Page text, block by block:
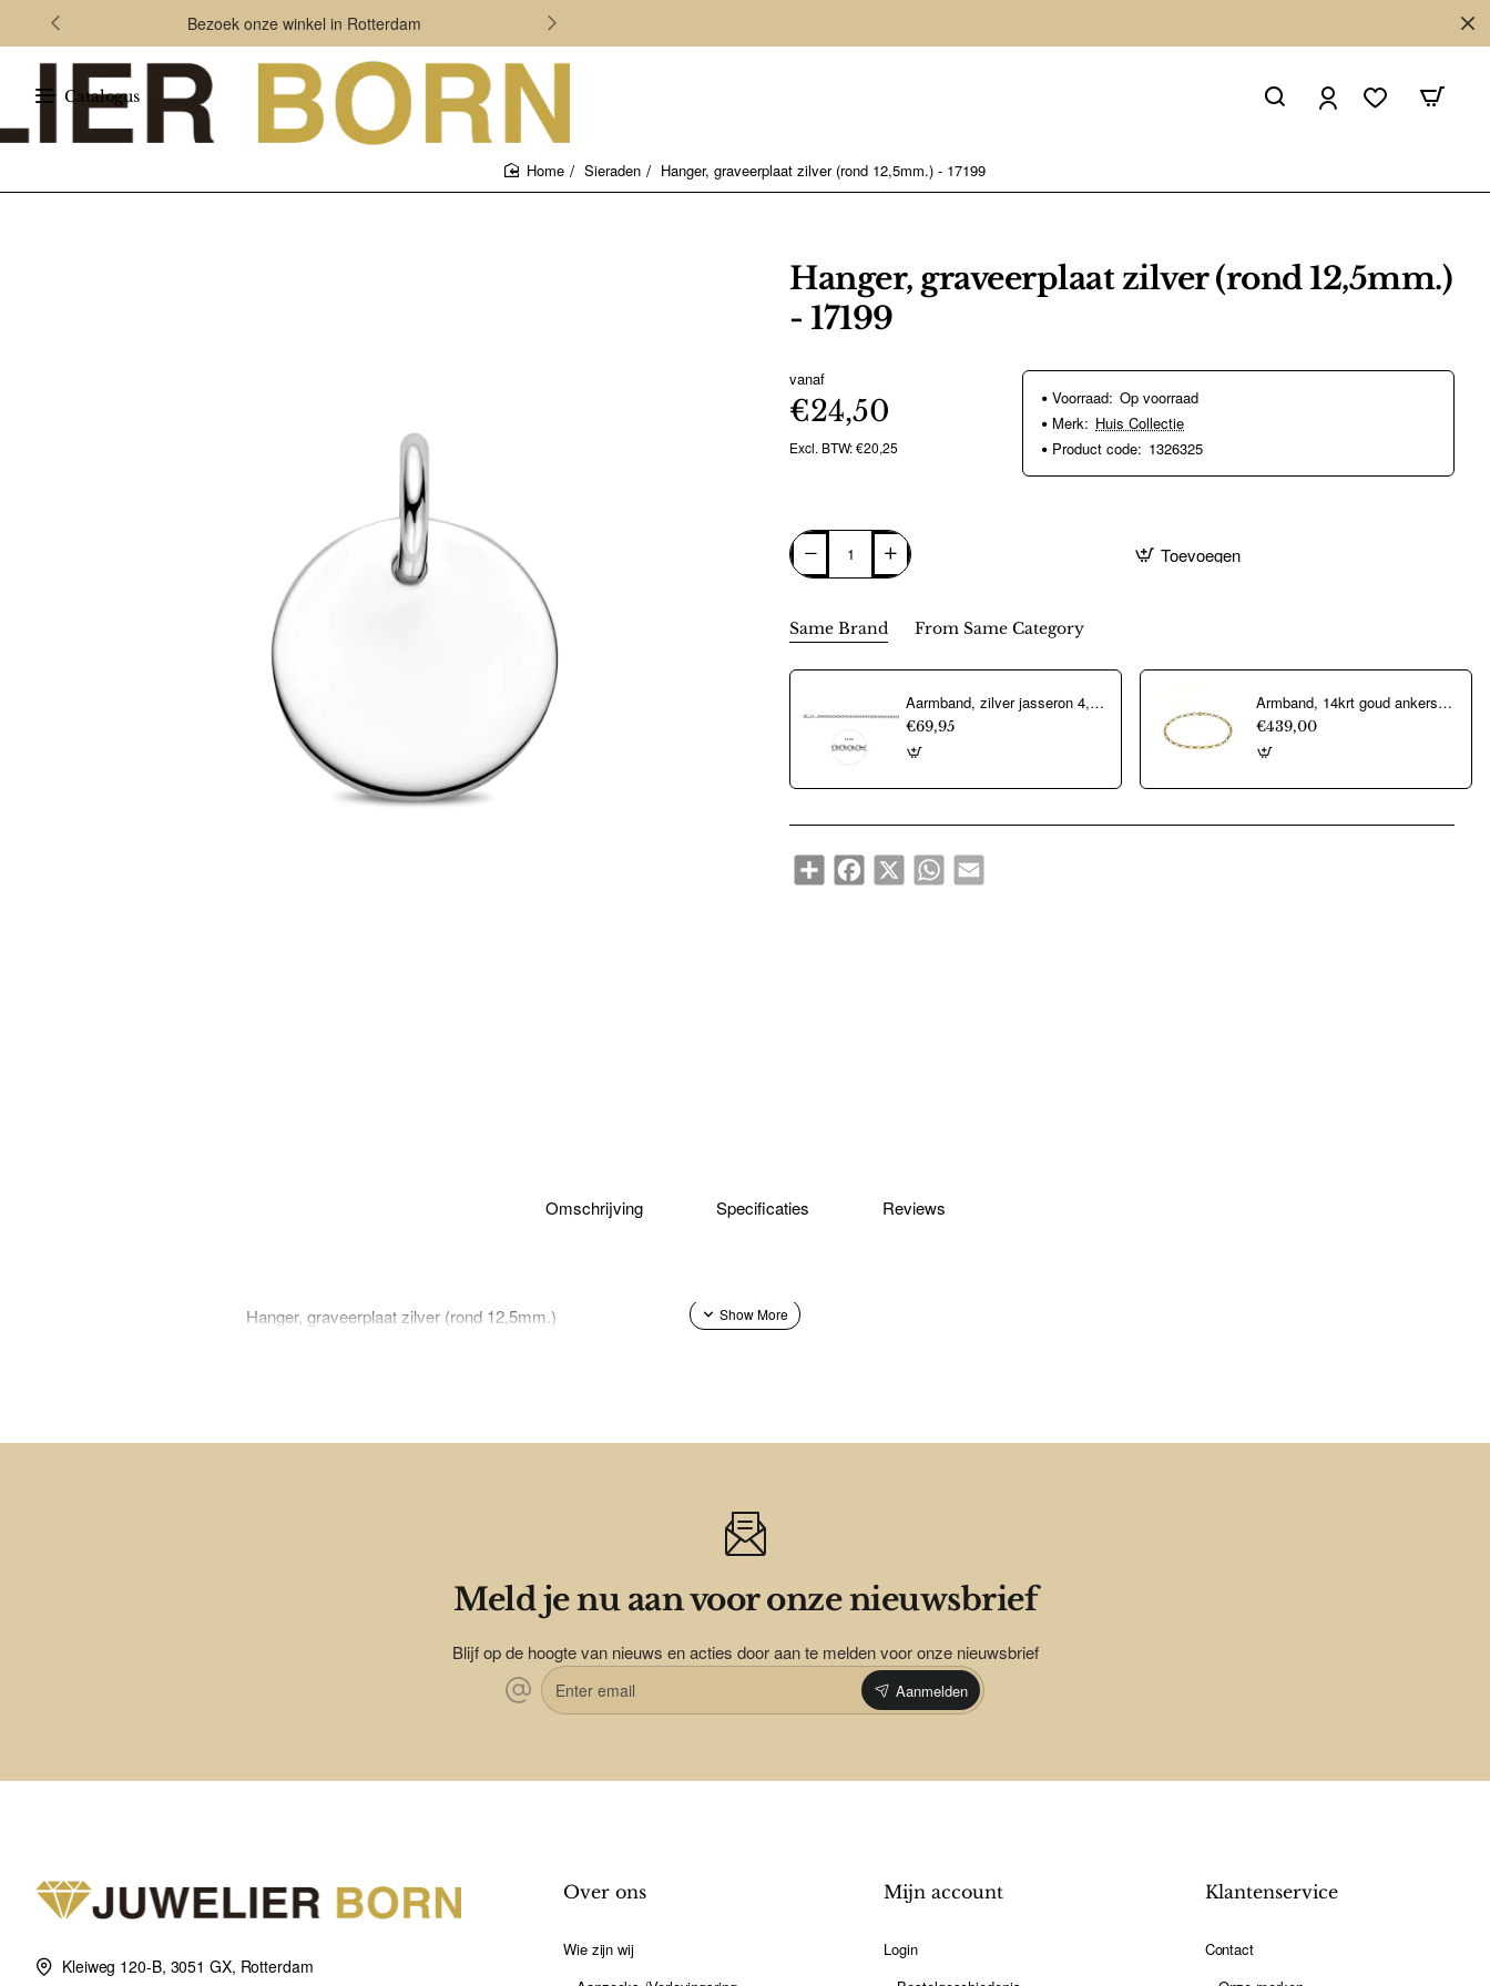
Bezoek onze winkel in Rotterdam
Catalogus
Sieraden Hanger, graveerplaat zilver (rond 12,5mm.) - 17199
Hanger, graveerplaat zilver (rond 12,5mm.)
- 17199
vanaf
€24,50
Excl. BTW: €20,25
Voorraad: Op voorraad
Merk: Huis Collectie
Product code: 1326325
Toevoegen
Same Brand From Same Category
Aarmband, zilver jasseron 4,5mm. (lengte 18cm.) - 10274
€69,95
Armband, 14krt goud ankerschakel (lengte: 18,5cm.) - 22326
€439,00
ShareFacebook
X WhatsAppEmail
Omschrijving Specificaties Reviews
Hanger, graveerplaat zilver (rond 12,5mm.)
Meld je nu aan voor onze nieuwsbrief
Blijf op de hoogte van nieuws en acties door aan te melden voor onze nieuwsbrief
Enter
email
Aanmelden
Kleiweg 120-B, 3051 GX, Rotterdam
Over ons
Wie zijn wij
Mijn account
Login
Klantenservice
Contact